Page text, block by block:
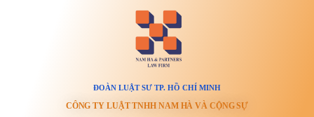
ĐOÀN LUẬT SƯ TP. HỒ CHÍ MINH
CÔNG TY LUẬT TNHH NAM HÀ VÀ CỘNG SỰ